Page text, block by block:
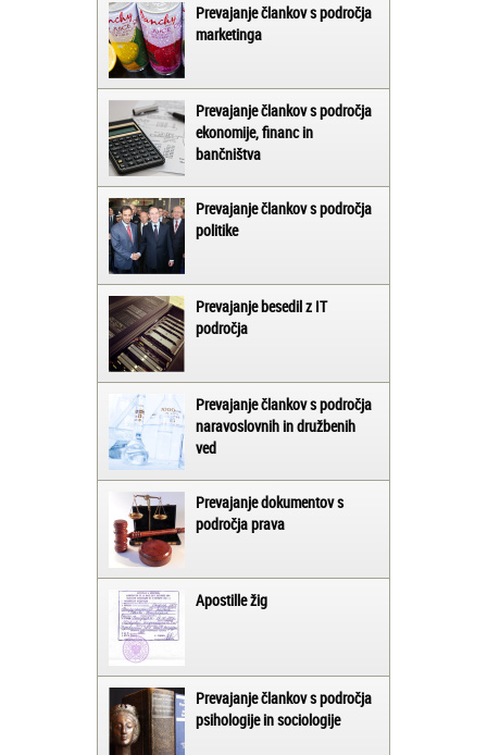
Prevajanje člankov s področja
marketinga
Prevajanje člankov s področja
ekonomije, financ in
bančništva
Prevajanje člankov s področja
politike
Prevajanje besedil z IT
področja
Prevajanje člankov s področja
naravoslovnih in družbenih
ved
Prevajanje dokumentov s
področja prava
Apostille žig
Prevajanje člankov s področja
psihologije in sociologije